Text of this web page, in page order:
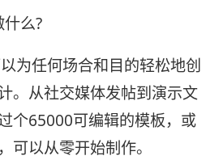
么?
为任何场合和目的轻松地创
。从社交媒体发帖到演示文
个65000可编辑的模板，或
可以从零开始制作。